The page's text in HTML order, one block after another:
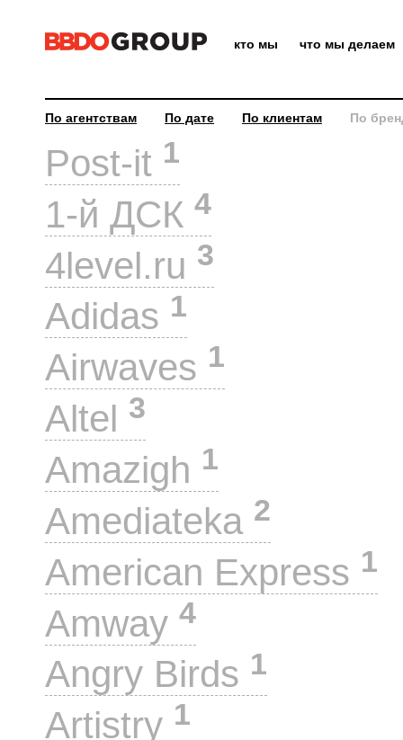
кто мы что мы делаем
По агентствам По дате По клиентам По
Post-it 1
1-й ДСК 4
4level.ru 3
Adidas 1
Airwaves 1
Altel 3
Amazigh 1
Amediateka 2
American Express 1
Amway 4
Angry Birds 1
Artistry 1